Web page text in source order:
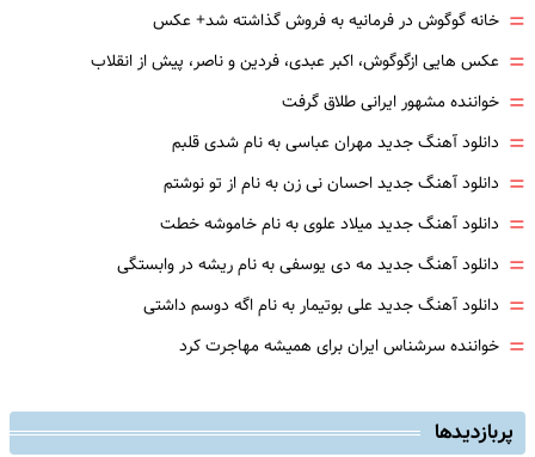
= خانه گوگوش در فرمانیه به فروش گذاشته شد+ عکس
= عکس هایی ازگوگوش، اکبر عبدی، فردین و ناصر، پیش از انقلاب
= خواننده مشهور ایرانی طلاق گرفت
= دانلود آهنگ جدید مهران عباسی به نام شدی قلبم
= دانلود آهنگ جدید احسان نی زن به نام از تو نوشتم
= دانلود آهنگ جدید میلاد علوی به نام خاموشه خطت
= دانلود آهنگ جدید مه دی یوسفی به نام ریشه در وابستگی
= دانلود آهنگ جدید علی بوتیمار به نام اگه دوسم داشتی
= خواننده سرشناس ایران برای همیشه مهاجرت کرد
پربازدیدها